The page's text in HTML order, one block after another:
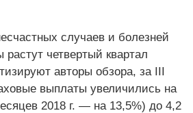
случаев и болезней
четвертый квартал
авторы обзора, за III
выплаты увеличились на
2018 г. — на 13,5%) до 4,2